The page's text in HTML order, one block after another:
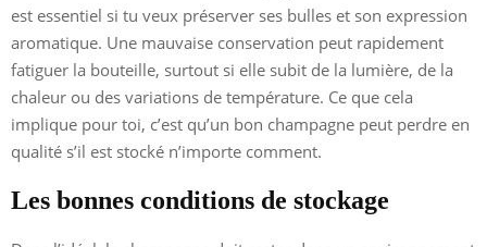
est essentiel si tu veux préserver ses bulles et son expression
aromatique. Une mauvaise conservation peut rapidement
fatiguer la bouteille, surtout si elle subit de la lumière, de la
chaleur ou des variations de température. Ce que cela
implique pour toi, c’est qu’un bon champagne peut perdre en
qualité s’il est stocké n’importe comment.
Les bonnes conditions de stockage